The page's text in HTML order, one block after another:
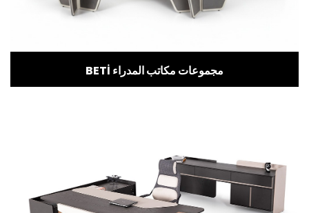
BETİ مجموعات مكاتب المدراء